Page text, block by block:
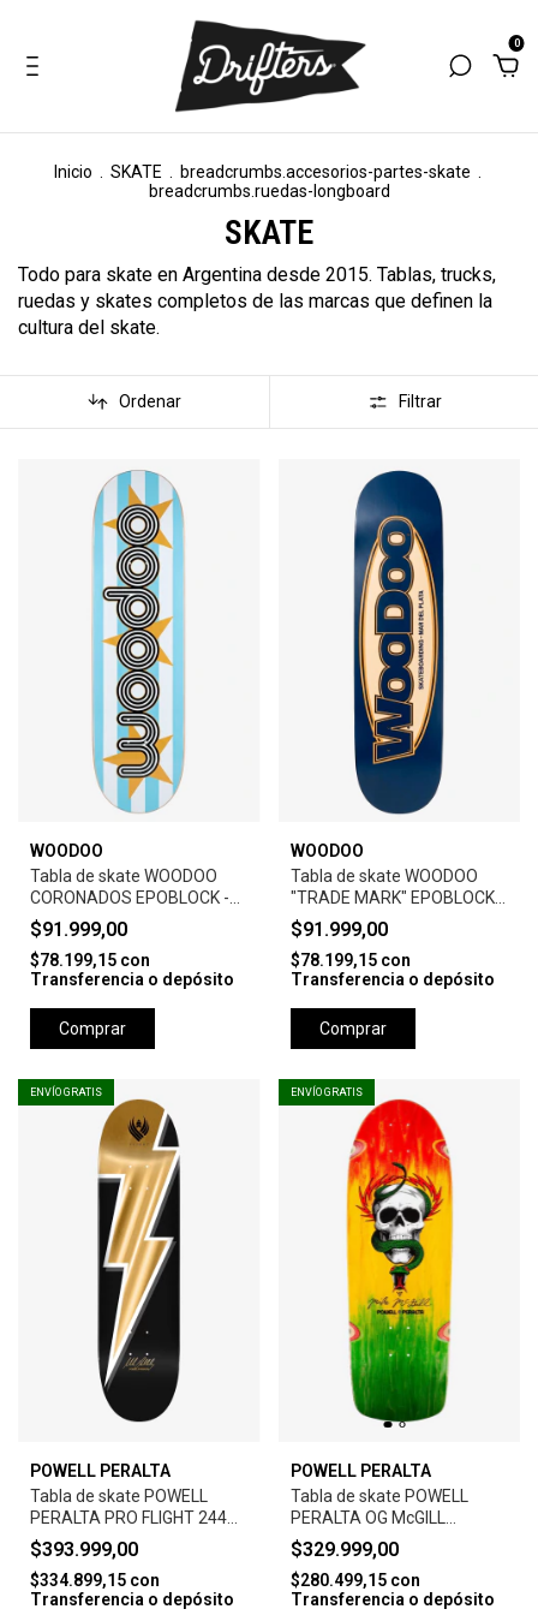
0
Inicio SKATE breadcrumbs.accesorios-partes-skate
breadcrumbs.ruedas-longboard
SKATE
Todo para skate en Argentina desde 2015. Tablas, trucks,
ruedas y skates completos de las marcas que definen la
cultura del skate.
Ordenar Filtrar
WOODOO
Tabla de skate WOODOO
CORONADOS EPOBLOCK -
W2
$91.999,00
$78.199,15 con
Transferencia o depósito
Comprar
WOODOO
Tabla de skate WOODOO
"TRADE MARK" EPOBLOCK-
W2- BLUE
$91.999,00
$78.199,15 con
Transferencia o depósito
Comprar
ENVÍO GRATIS
POWELL PERALTA
Tabla de skate POWELL
PERALTA PRO FLIGHT 244
8.5 K26 MIKE VALLELY
LIGHTNING BOLT GOLD
$393.999,00
$334.899,15 con
Transferencia o depósito
ENVÍO GRATIS
POWELL PERALTA
Tabla de skate POWELL
PERALTA OG McGILL
SKL/SNK ‘17' 10.0 160 SP3
RAS FADE
$329.999,00
$280.499,15 con
Transferencia o depósito